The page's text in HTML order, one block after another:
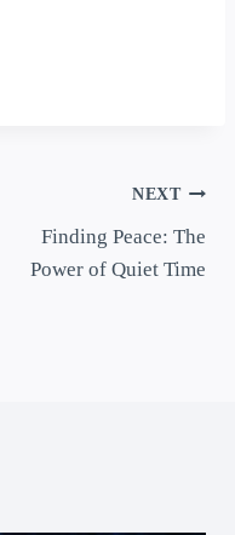
NEXT
Finding Peace: The
Power of Quiet Time